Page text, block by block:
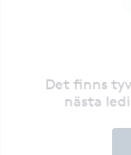
Det finns
nästa